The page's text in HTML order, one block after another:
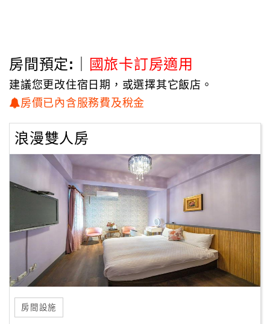
東大門夜市燒烤、麻糬、扁食、烤玉米、小籠包、炸蛋蔥油
餅，
您想得到的經典小吃垂手可得。
是您本次花蓮旅行的最大收獲。
房間預定:｜ 國旅卡訂房適用
建議您更改住宿日期，或選擇其它飯店。
房價已內含服務費及稅金
浪漫雙人房
房間設施